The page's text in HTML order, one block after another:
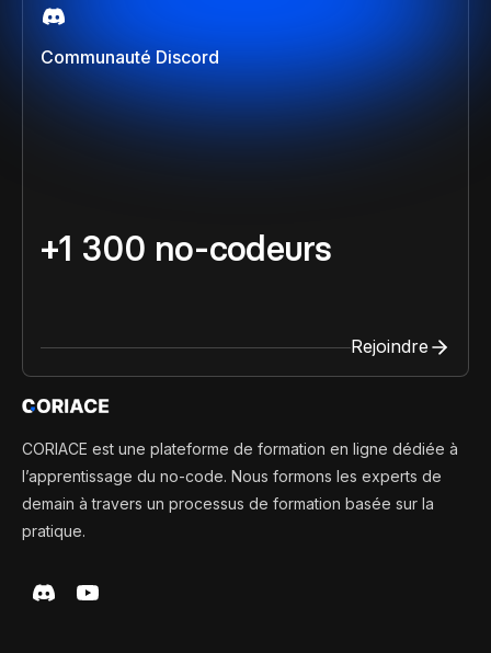
Communauté Discord
+1 300 no-codeurs
Rejoindre
CORIACE est une plateforme de formation en ligne dédiée à
l’apprentissage du no-code. Nous formons les experts de
demain à travers un processus de formation basée sur la
pratique.